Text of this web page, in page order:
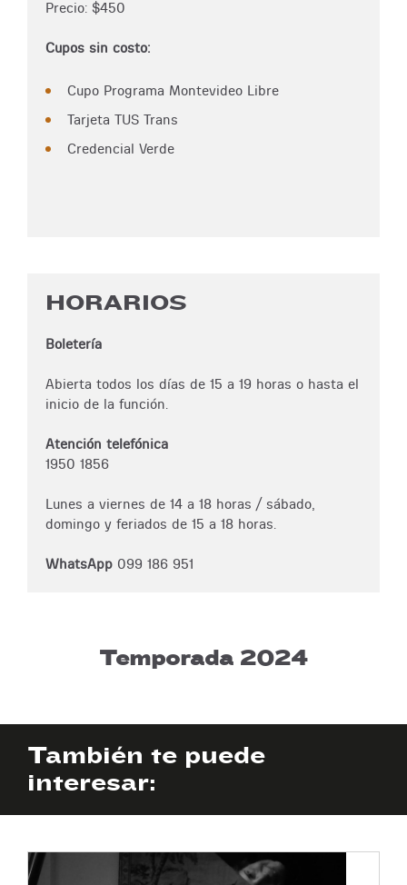
Precio: $450
Cupos sin costo:
Cupo Programa Montevideo Libre
Tarjeta TUS Trans
Credencial Verde
HORARIOS
Boletería
Abierta todos los días de 15 a 19 horas o hasta el
inicio de la función.
Atención telefónica
1950 1856
Lunes a viernes de 14 a 18 horas / sábado,
domingo y feriados de 15 a 18 horas.
WhatsApp 099 186 951
Temporada 2024
También te puede
interesar: